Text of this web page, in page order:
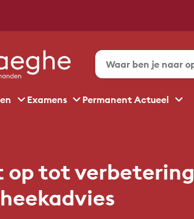
Examens Permanent Actueel
op tot verbetering